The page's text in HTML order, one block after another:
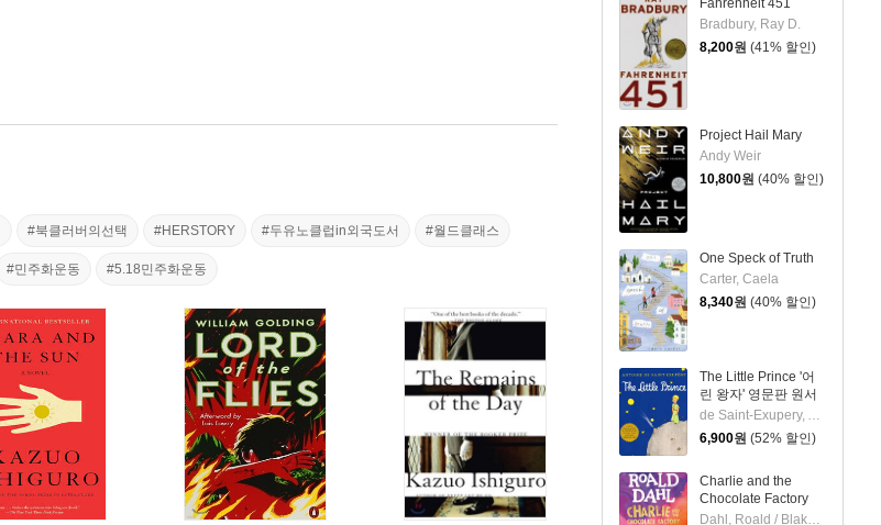
Fahrenheit 451
Bradbury, Ray D.
8,200원 (41% 할인)
Project Hail Mary
Andy Weir
10,800원 (40% 할인)
One Speck of Truth
Carter, Caela
8,340원 (40% 할인)
The Little Prince '어
린 왕자' 영문판 원서
de Saint-Exupery, Antoine / de Saint-Exupery, Antoine
6,900원 (52% 할인)
Charlie and the
Chocolate Factory
Dahl, Roald / Blake, Quentin
#북클러버의선택 #HERSTORY #두유노클럽in외국도서 #월드클래스
#민주화운동 #5.18민주화운동